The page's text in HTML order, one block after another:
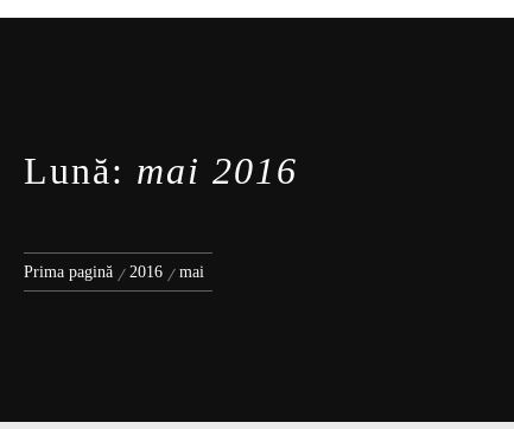
Lună: mai 2016
Prima pagină 2016 mai